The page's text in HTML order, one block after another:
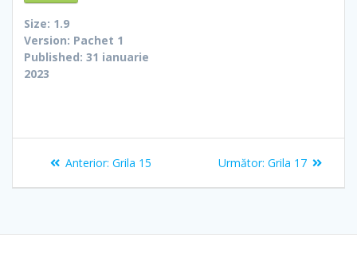
Size: 1.9
Version: Pachet 1
Published: 31 ianuarie
2023
Navigare
în
Anterior: Articolul
Grila 15 Următor: Articolul
Grila 17